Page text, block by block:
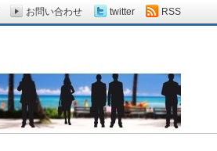
twitter RSS
お問い合わせ